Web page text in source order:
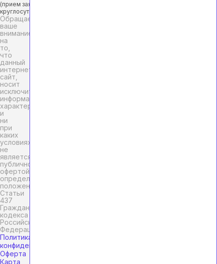
(прием заявок
круглосуточно)
Обращаем
ваше
внимание
на
то,
что
данный
интернет-
сайт,
носит
исключительно
информационный
характер
и
ни
при
каких
условиях
не
является
публичной
офертой,
определяемой
положениями
Статьи
437
Гражданского
кодекса
Российской
Федерации.
Политика
конфиденциальности
Оферта
Карта